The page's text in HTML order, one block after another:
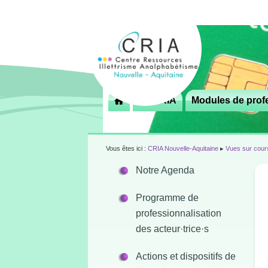
principal Le CRIA Modules de
Vous êtes ici : CRIA Nouvelle-Aquitaine ▸ Vues sur
Notre Agenda
Programme de
professionnalisation
des acteur·trice·s
Actions et dispositifs de